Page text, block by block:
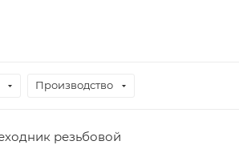
Производство
резьбовой